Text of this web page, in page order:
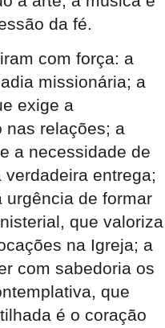
da fé.
com força: a
missionária; a
exige a
nas relações; a
a necessidade de
entrega;
urgência de formar
que valoriza
na Igreja; a
com sabedoria os
que
é o coração